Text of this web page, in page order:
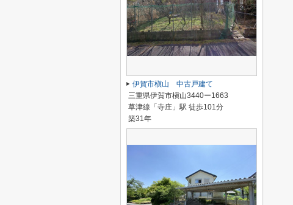
伊賀市槇山 中古戸建て
三重県伊賀市槇山3440ー1663
草津線「寺庄」駅 徒歩101分
築31年